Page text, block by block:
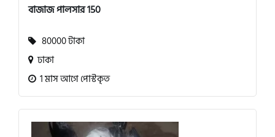
বাজাজ পালসার 150
80000 টাকা
ঢাকা
1 মাস আগে পোস্টকৃত